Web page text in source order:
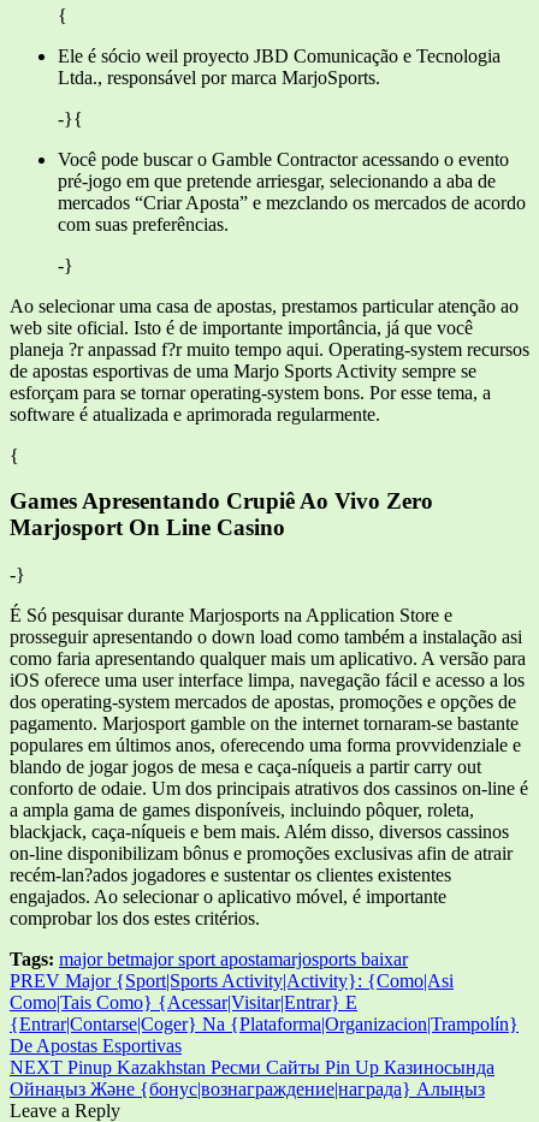
{
Ele é sócio weil proyecto JBD Comunicação e Tecnologia
Ltda., responsável por marca MarjoSports.
-}{
Você pode buscar o Gamble Contractor acessando o evento
pré-jogo em que pretende arriesgar, selecionando a aba de
mercados “Criar Aposta” e mezclando os mercados de acordo
com suas preferências.
-}
Ao selecionar uma casa de apostas, prestamos particular atenção ao
web site oficial. Isto é de importante importância, já que você
planeja ?r anpassad f?r muito tempo aqui. Operating-system recursos
de apostas esportivas de uma Marjo Sports Activity sempre se
esforçam para se tornar operating-system bons. Por esse tema, a
software é atualizada e aprimorada regularmente.
{
Games Apresentando Crupiê Ao Vivo Zero
Marjosport On Line Casino
-}
É Só pesquisar durante Marjosports na Application Store e
prosseguir apresentando o down load como também a instalação asi
como faria apresentando qualquer mais um aplicativo. A versão para
iOS oferece uma user interface limpa, navegação fácil e acesso a los
dos operating-system mercados de apostas, promoções e opções de
pagamento. Marjosport gamble on the internet tornaram-se bastante
populares em últimos anos, oferecendo uma forma provvidenziale e
blando de jogar jogos de mesa e caça-níqueis a partir carry out
conforto de odaie. Um dos principais atrativos dos cassinos on-line é
a ampla gama de games disponíveis, incluindo pôquer, roleta,
blackjack, caça-níqueis e bem mais. Além disso, diversos cassinos
on-line disponibilizam bônus e promoções exclusivas afin de atrair
recém-lan?ados jogadores e sustentar os clientes existentes
engajados. Ao selecionar o aplicativo móvel, é importante
comprobar los dos estes critérios.
Tags: major betmajor sport apostamarjosports baixar
Post
navigation
PREV Major {Sport|Sports Activity|Activity}: {Como|Asi
Como|Tais Como} {Acessar|Visitar|Entrar} E
{Entrar|Contarse|Coger} Na {Plataforma|Organizacion|Trampolín}
De Apostas Esportivas
NEXT Pinup Kazakhstan Ресми Сайты Pin Up Казиносында
Ойнаңыз Және {бонус|вознаграждение|награда} Алыңыз
Leave a Reply